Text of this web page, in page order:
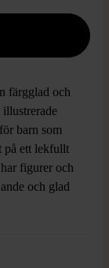
färgglad och
barn som
på ett lekfullt
figurer och
och glad
layout gör